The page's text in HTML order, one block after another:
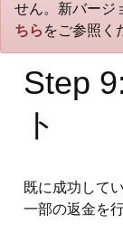
せん。新バージ
ちら をご参照く
Step
ト
既に成功して
一部の返金を